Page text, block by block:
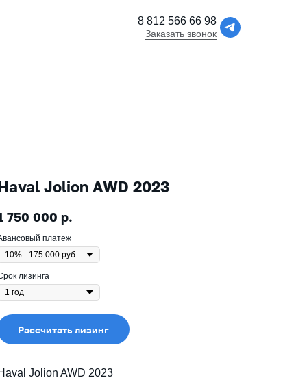
8 812 566 66 98
Заказать звонок
Jolion AWD 2023
750 000 р.
платеж
лизинга
Рассчитать лизинг
Jolion AWD 2023